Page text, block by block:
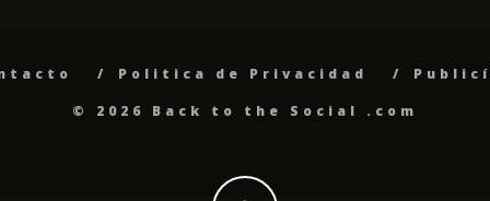
Politica de Privacidad
© 2026 Back to the Social .com